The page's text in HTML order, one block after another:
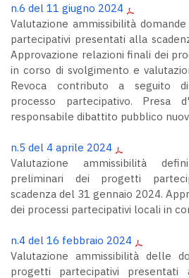
n.6 del 11 giugno 2024
Valutazione ammissibilità
partecipativi presentati alla
Approvazione relazioni finali dei
in corso di svolgimento e
Revoca contributo a seguito
processo partecipativo. Presa
responsabile dibattito pubblico
n.5 del 4 aprile 2024
Valutazione ammissibilità
preliminari dei progetti
scadenza del 31 gennaio 2024.
dei processi partecipativi locali in
n.4 del 16 febbraio 2024
Valutazione ammissibilità delle
progetti partecipativi